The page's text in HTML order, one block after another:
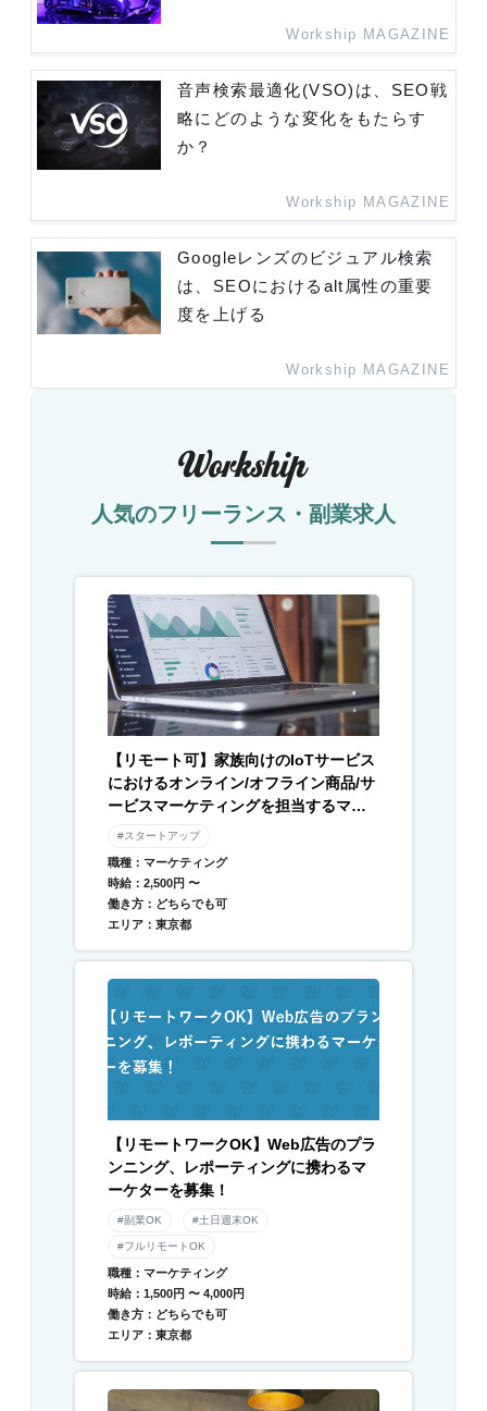
Workship MAGAZINE
音声検索最適化(VSO)は、SEO戦
略にどのような変化をもたらす
か？
Workship MAGAZINE
Googleレンズのビジュアル検索
は、SEOにおけるalt属性の重要
度を上げる
Workship MAGAZINE
人気のフリーランス・副業求人
【リモート可】家族向けのIoTサービス
におけるオンライン/オフライン商品/サ
ービスマーケティングを担当するマー
ケターを募集
#スタートアップ
職種：マーケティング
時給：2,500円 〜
働き方：どちらでも可
エリア：東京都
【リモートワークOK】Web広告のプラ
ンニング、レポーティングに携わるマ
ーケターを募集！
#副業OK #土日週末OK
#フルリモートOK
職種：マーケティング
時給：1,500円 〜 4,000円
働き方：どちらでも可
エリア：東京都